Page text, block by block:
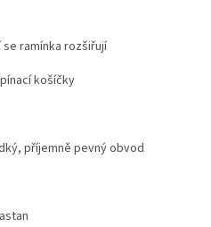
ramínka rozšiřují
košíčky
příjemně pevný obvod